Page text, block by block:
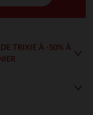
TRIXIE À -50% À